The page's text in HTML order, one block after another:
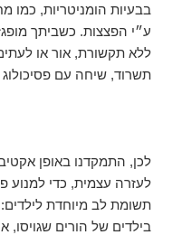
בבעיות הומניטריות, כמו
ע״י הפצצות. כשביתך
ללא תקשורת, אור או
תשרוד, שיחה עם פסיכולוג
לכן, התמקדנו באופן
לעזרה עצמית, כדי למנוע
תשומת לב מיוחדת
בילדים של הורים שגויסו,